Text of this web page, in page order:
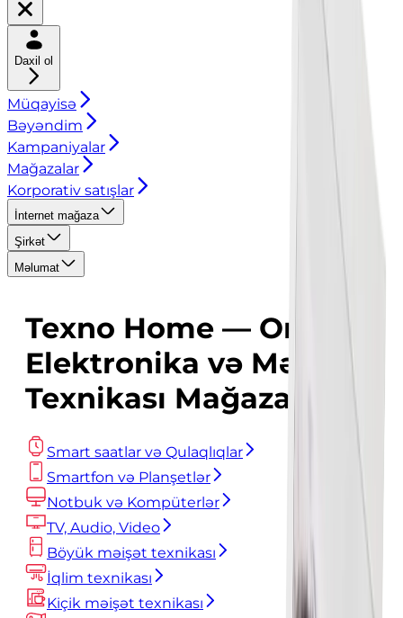
Daxil ol
Müqayisə
Bəyəndim
Kampaniyalar
Mağazalar
Korporativ satışlar
İnternet mağaza
Şirkət
Məlumat
Texno Home — Onlayn
Elektronika və Məişət
Texnikası Mağazası
Smart saatlar və Qulaqlıqlar
Smartfon və Planşetlər
Notbuk və Kompüterlər
TV, Audio, Video
Böyük məişət texnikası
İqlim texnikası
Kiçik məişət texnikası